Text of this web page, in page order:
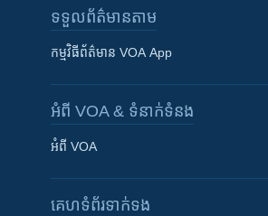
ទទួល​ព័ត៌មាន​តាម
កម្មវិធី​ព័ត៌មាន VOA App
អំពី​ VOA & ទំនាក់ទំនង
អំពី​ VOA
គេហទំព័រ​​ទាក់ទង